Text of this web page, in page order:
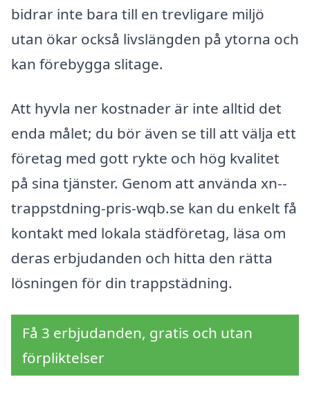
bidrar inte bara till en trevligare miljö
utan ökar också livslängden på ytorna och
kan förebygga slitage.
Att hyvla ner kostnader är inte alltid det
enda målet; du bör även se till att välja ett
företag med gott rykte och hög kvalitet
på sina tjänster. Genom att använda xn--
trappstdning-pris-wqb.se kan du enkelt få
kontakt med lokala städföretag, läsa om
deras erbjudanden och hitta den rätta
lösningen för din trappstädning.
Få 3 erbjudanden, gratis och utan
förpliktelser